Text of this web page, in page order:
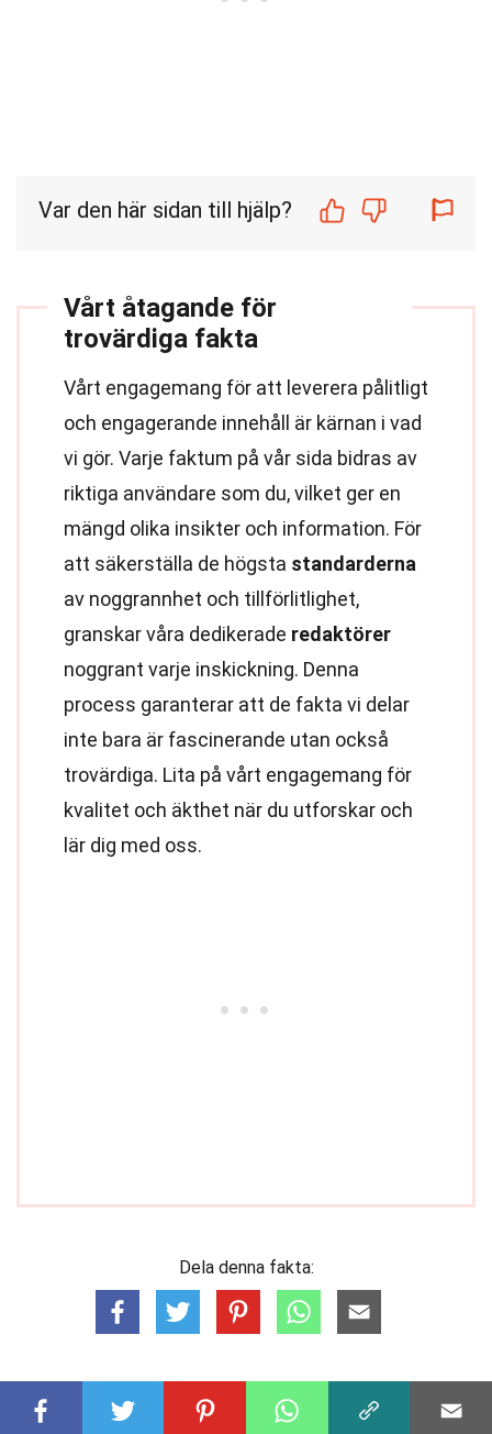
Var den här sidan till hjälp?
Vårt åtagande för
trovärdiga fakta
Vårt engagemang för att leverera pålitligt
och engagerande innehåll är kärnan i vad
vi gör. Varje faktum på vår sida bidras av
riktiga användare som du, vilket ger en
mängd olika insikter och information. För
att säkerställa de högsta standarderna
av noggrannhet och tillförlitlighet,
granskar våra dedikerade redaktörer
noggrant varje inskickning. Denna
process garanterar att de fakta vi delar
inte bara är fascinerande utan också
trovärdiga. Lita på vårt engagemang för
kvalitet och äkthet när du utforskar och
lär dig med oss.
Dela denna fakta: